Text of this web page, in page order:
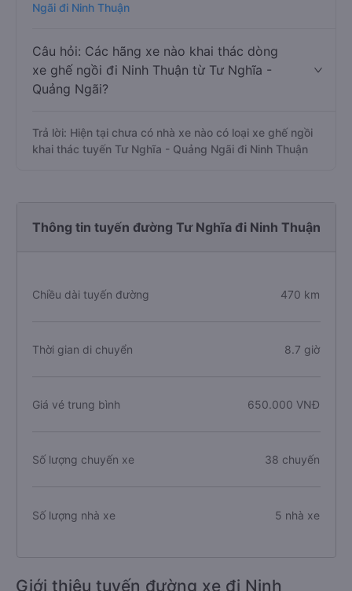
Ngãi đi Ninh Thuận
Câu hỏi: Các hãng xe nào khai thác dòng
xe ghế ngồi đi Ninh Thuận từ Tư Nghĩa -
Quảng Ngãi?
Trả lời: Hiện tại chưa có nhà xe nào có loại xe ghế ngồi
khai thác tuyến Tư Nghĩa - Quảng Ngãi đi Ninh Thuận
Thông tin tuyến đường Tư Nghĩa đi Ninh Thuận
Chiều dài tuyến đường 470 km
Thời gian di chuyển 8.7 giờ
Giá vé trung bình 650.000 VNĐ
Số lượng chuyến xe 38 chuyến
Số lượng nhà xe 5 nhà xe
Giới thiệu tuyến đường xe đi Ninh